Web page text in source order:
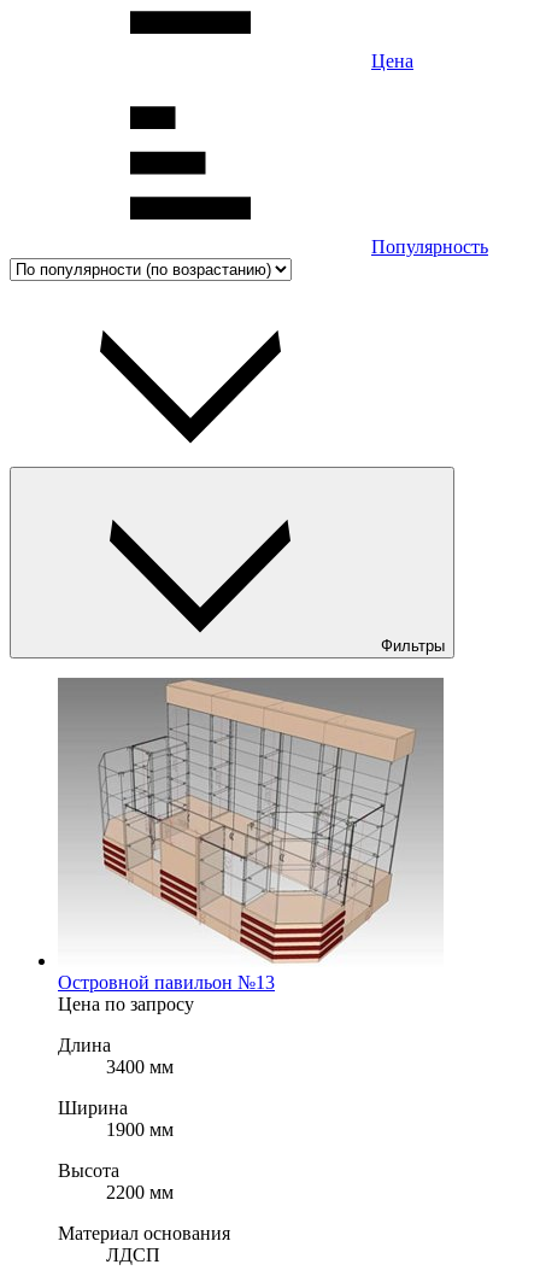
Цена
Популярность
Фильтры
Островной павильон №13
Цена по запросу
Длина
3400 мм
Ширина
1900 мм
Высота
2200 мм
Материал основания
ЛДСП